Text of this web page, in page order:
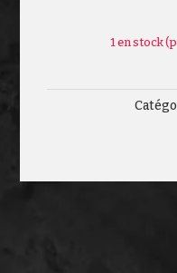
1 en stock